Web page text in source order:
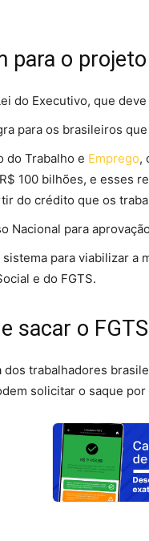
para o
do Executivo, que
para os brasileiros
do Trabalho e Emprego,
100 bilhões, e esses
do crédito que os
Nacional para
para viabilizar a
e do FGTS.
sacar o FGTS
dos trabalhadores
solicitar o saque por